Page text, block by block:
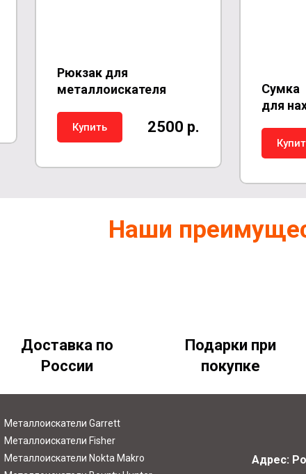
Рюкзак для
металлоискателя
Купить 2500 р.
Сумка
для
Наши
Доставка по
России
Подарки при
покупке
Металлоискатели Garrett
Металлоискатели Fisher
Металлоискатели Nokta Makro
Адрес: